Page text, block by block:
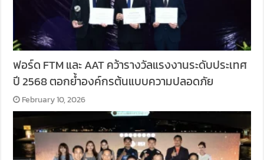
ฟอร์ด FTM และ AAT คว้ารางวัลแรงงานระดับประเทศ
ปี 2568 ตอกย้ำองค์กรต้นแบบความปลอดภัย
February 10, 2026